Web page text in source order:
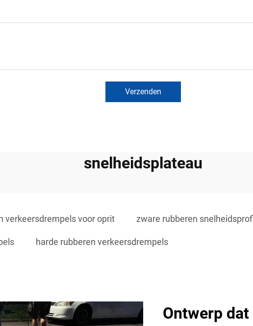
Verzenden
snelheidsplateau
verkeersdrempels voor oprit zware rubberen
harde rubberen verkeersdrempels
Ontwerp